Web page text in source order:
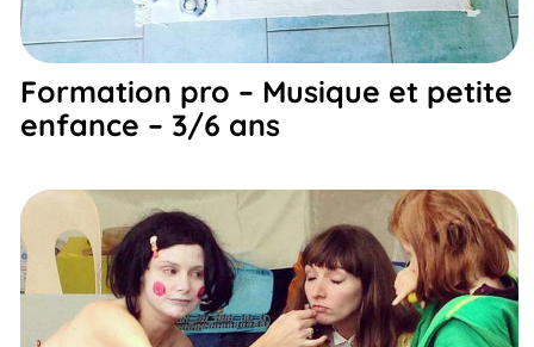
Formation pro – Musique et petite
enfance – 3/6 ans